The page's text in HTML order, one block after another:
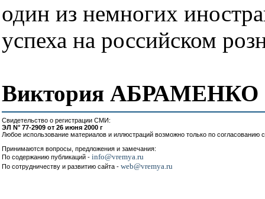
один из немногих
успеха на российском
Виктория АБРАМЕНКО
Свидетельство о регистрации СМИ:
ЭЛ N° 77-2909 от 26 июня 2000 г
Любое использование материалов и иллюстраций возможно только по согласованию
Принимаются вопросы, предложения и замечания:
По содержанию публикаций - info@vremya.ru
По сотрудничеству и развитию сайта - web@vremya.ru